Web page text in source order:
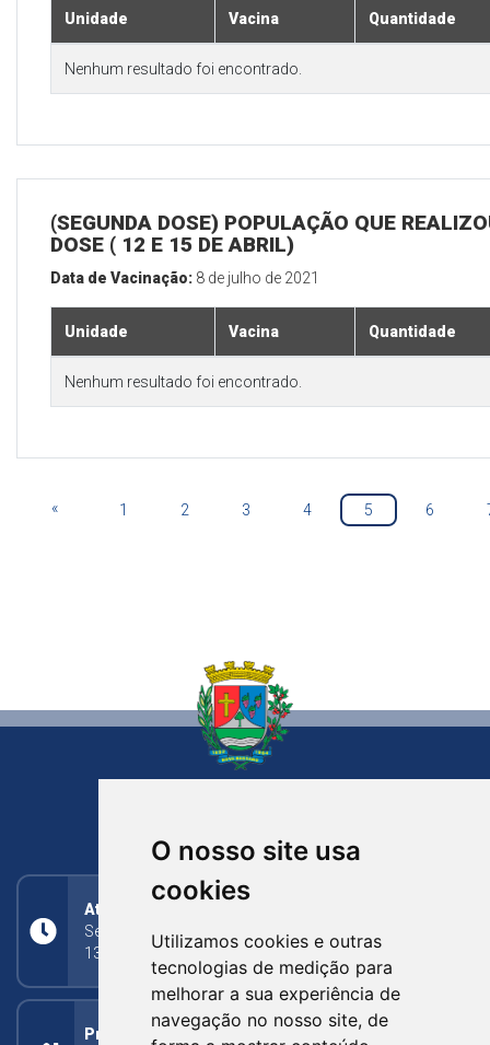
O nosso site usa
cookies
Utilizamos cookies e outras
tecnologias de medição para
melhorar a sua experiência de
navegação no nosso site, de
Unidade Vacina Quantidade
Nenhum resultado foi encontrado.
(SEGUNDA DOSE) POPULAÇÃO QUE
DOSE ( 12 E 15 DE ABRIL)
Data de Vacinação: 8 de julho de 2021
Unidade Vacina Quantidade
Nenhum resultado foi encontrado.
« 1 2 3 4 5 6
Atendimento
Segunda a Sexta: 8h às 11h30min (manhã);
13h30min às 17h (tarde)
Prefeitura Municipal